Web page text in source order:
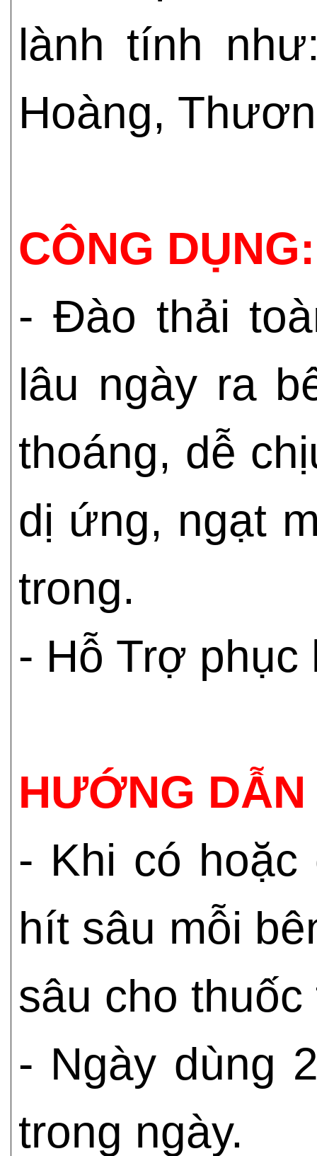
lành tính
Hoàng,
CÔNG DỤNG:
- Đào thải
lâu ngày ra
thoáng, dễ
dị ứng, ngạt
trong.
- Hỗ Trợ phục
HƯỚNG
- Khi có hoặc
hít sâu mỗi
sâu cho
- Ngày dùng
trong ngày.